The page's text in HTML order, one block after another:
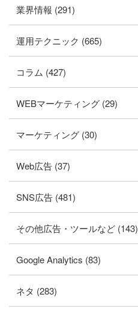
業界情報 (291)
運用テクニック (665)
コラム (427)
WEBマーケティング (29)
マーケティング (30)
Web広告 (37)
SNS広告 (481)
その他広告・ツールなど (143)
Google Analytics (83)
ネタ (283)